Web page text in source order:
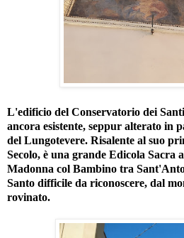
L'edificio del Conservatorio dei
ancora esistente, seppur alterato in
del Lungotevere. Risalente al suo
Secolo, è una grande Edicola Sacra
Madonna col Bambino tra
Santo difficile da riconoscere, dal
rovinato.